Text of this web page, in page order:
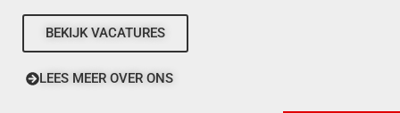
BEKIJK VACATURES
LEES MEER OVER ONS